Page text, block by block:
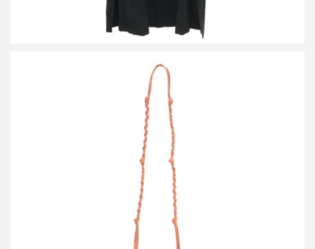
ジルサンダー Tangle Small タングル スモール ショルダーバッグ
買取金額14,400円
詳しく見る